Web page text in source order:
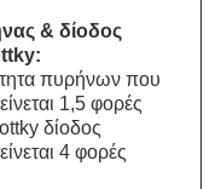
& δίοδος
πυρήνων που
1,5 φορές
δίοδος
4 φορές